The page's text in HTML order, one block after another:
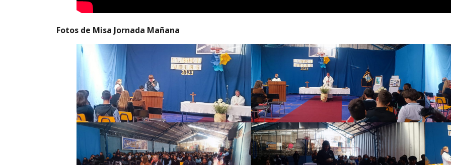
Fotos de Misa Jornada Mañana